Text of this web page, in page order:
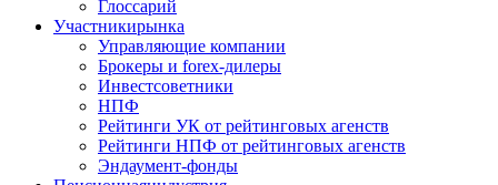
Глоссарий
Участникирынка
Управляющие компании
Брокеры и forex-дилеры
Инвестсоветники
НПФ
Рейтинги УК от рейтинговых агенств
Рейтинги НПФ от рейтинговых агенств
Эндаумент-фонды